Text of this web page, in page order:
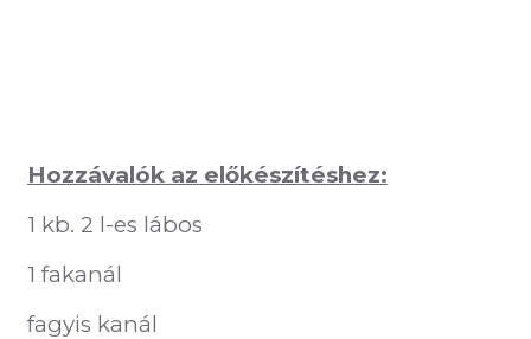
Hozzávalók az előkészítéshez:
1 kb. 2 l-es lábos
1 fakanál
fagyis kanál